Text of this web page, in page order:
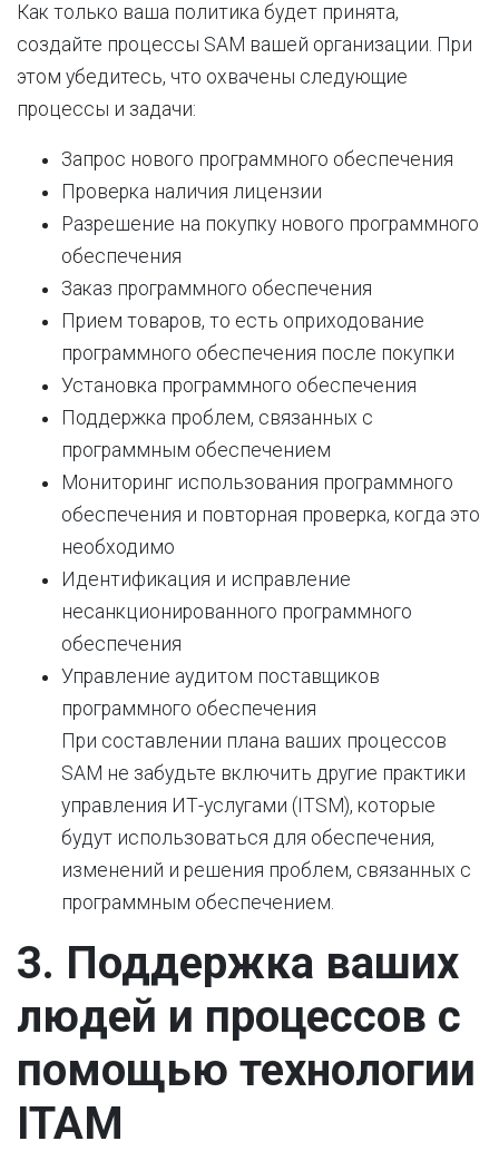
Как только ваша политика будет принята,
создайте процессы SAM вашей организации. При
этом убедитесь, что охвачены следующие
процессы и задачи:
Запрос нового программного обеспечения
Проверка наличия лицензии
Разрешение на покупку нового программного
обеспечения
Заказ программного обеспечения
Прием товаров, то есть оприходование
программного обеспечения после покупки
Установка программного обеспечения
Поддержка проблем, связанных с
программным обеспечением
Мониторинг использования программного
обеспечения и повторная проверка, когда это
необходимо
Идентификация и исправление
несанкционированного программного
обеспечения
Управление аудитом поставщиков
программного обеспечения
При составлении плана ваших процессов
SAM не забудьте включить другие практики
управления ИТ-услугами (ITSM), которые
будут использоваться для обеспечения,
изменений и решения проблем, связанных с
программным обеспечением.
3. Поддержка ваших
людей и процессов с
помощью технологии
ITAM